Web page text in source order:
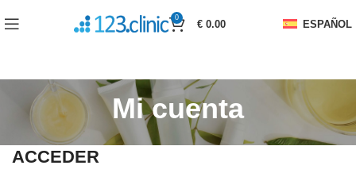
0
€0.00 ESPAÑOL
Mi cuenta
ACCEDER